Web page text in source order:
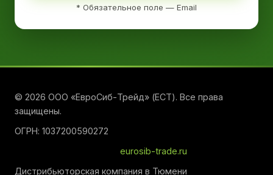
* Обязательное поле — Email
© 2026 ООО «ЕвроСиб-Трейд» (ЕСТ). Все права
защищены.
ОГРН: 1037200590272
eurosib-trade.ru
Дистрибьюторская компания в Тюмени